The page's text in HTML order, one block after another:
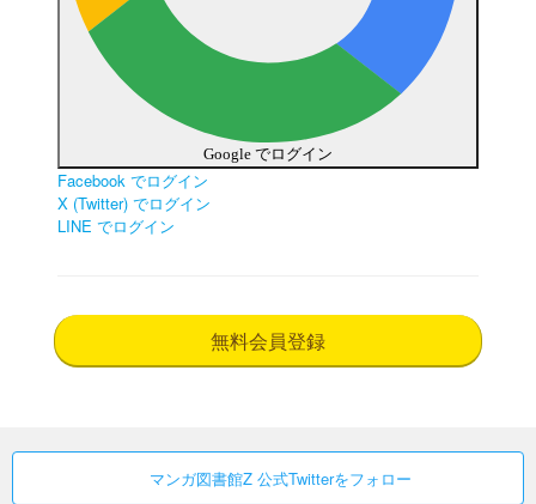
Google でログイン
Facebook でログイン
X (Twitter) でログイン
LINE でログイン
無料会員登録
マンガ図書館Z 公式Twitterをフォロー